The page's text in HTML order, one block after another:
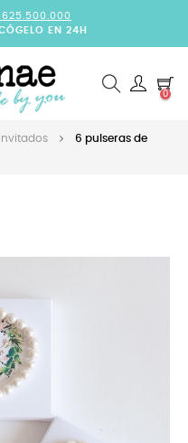
625.500.000
EN 24H
0
6 pulseras de